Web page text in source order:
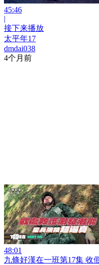
45:46
|
接下来播放
太平年17
dmdai038
4个月前
48:01
九條好漢在一班第17集 收